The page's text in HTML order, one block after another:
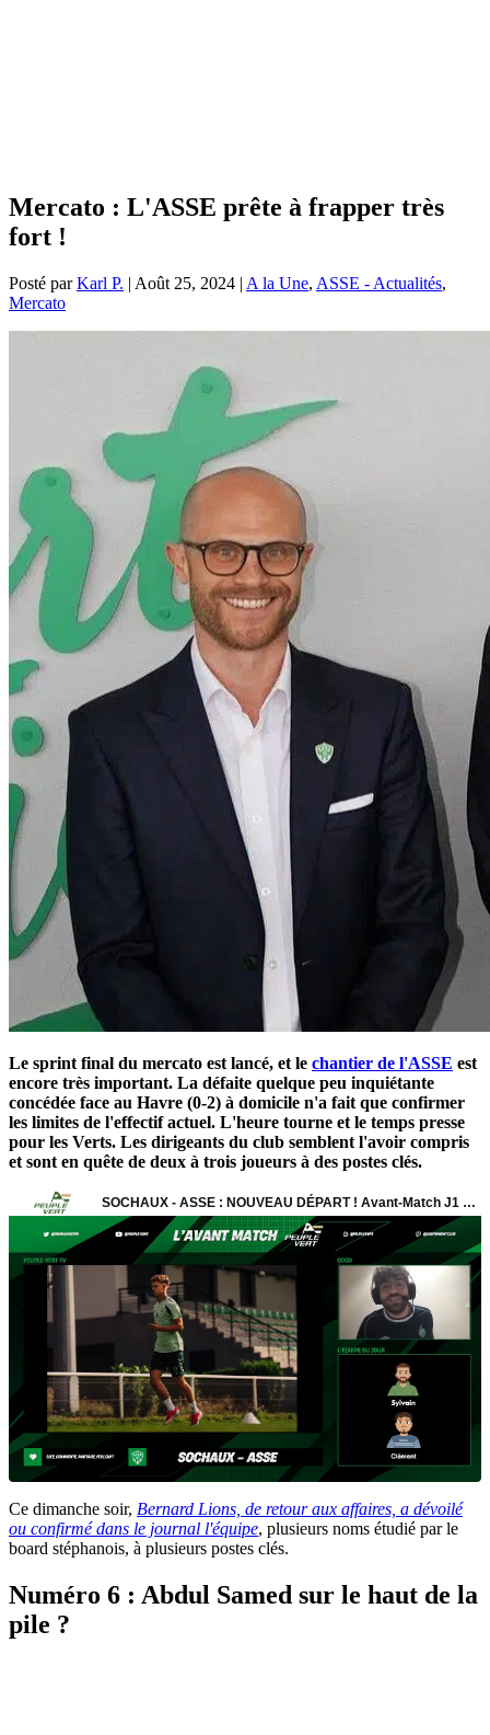
Mercato : L'ASSE prête à frapper très
fort !
Posté parKarl P. | Août 25, 2024 | A la Une, ASSE - Actualités,
Mercato
Le sprint final du mercato est lancé, et le chantier de l'ASSE est
encore très important. La défaite quelque peu inquiétante
concédée face au Havre (0-2) à domicile n'a fait que confirmer
les limites de l'effectif actuel. L'heure tourne et le temps presse
pour les Verts. Les dirigeants du club semblent l'avoir compris
et sont en quête de deux à trois joueurs à des postes clés.
Ce dimanche soir, Bernard Lions, de retour aux affaires, a dévoilé
ou confirmé dans le journal l'équipe, plusieurs noms étudié par le
board stéphanois, à plusieurs postes clés.
Numéro 6 : Abdul Samed sur le haut de la
pile ?